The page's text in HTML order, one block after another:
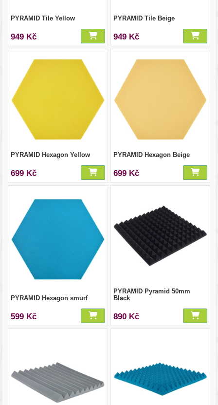
PYRAMID Tile Yellow
949 Kč
PYRAMID Tile Beige
949 Kč
PYRAMID Hexagon Yellow
699 Kč
PYRAMID Hexagon Beige
699 Kč
PYRAMID Hexagon smurf
599 Kč
PYRAMID Pyramid 50mm
Black
890 Kč